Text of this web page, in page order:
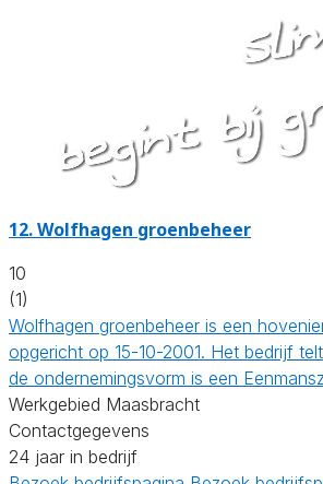
12.Wolfhagen groenbeheer
10
(1)
Wolfhagen groenbeheer is een
opgericht op 15-10-2001. Het bedrijf
de ondernemingsvorm is een
Werkgebied Maasbracht
Contactgegevens
24 jaar in bedrijf